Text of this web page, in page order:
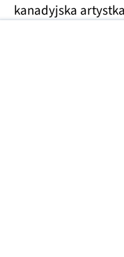
kanadyjska